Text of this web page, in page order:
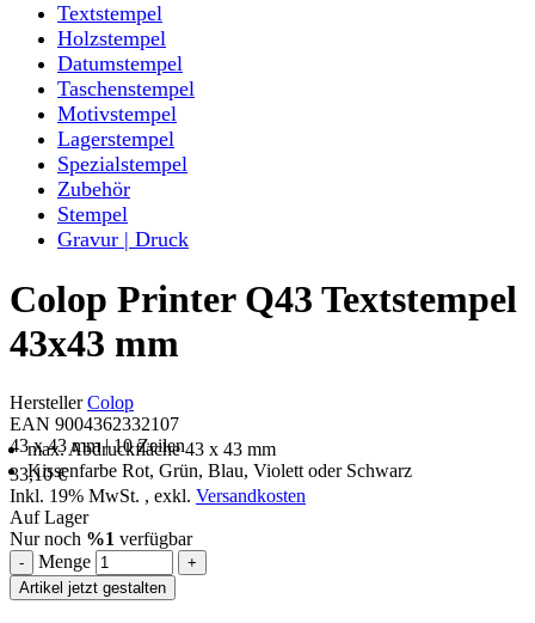
Textstempel
Holzstempel
Datumstempel
Taschenstempel
Motivstempel
Lagerstempel
Spezialstempel
Zubehör
Stempel
Gravur | Druck
Colop Printer Q43 Textstempel
43x43 mm
HerstellerColop
EAN 9004362332107
43 x 43 mm | 10 Zeilen
max. Abdruckfläche 43 x 43 mm
Kissenfarbe Rot, Grün, Blau, Violett oder Schwarz
33,10 €
Inkl. 19% MwSt. , exkl. Versandkosten
Auf Lager
Nur noch %1 verfügbar
- Menge
+
Artikel jetzt gestalten